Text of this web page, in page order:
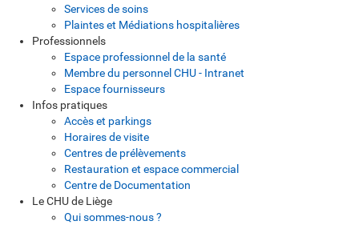
Services de soins
Plaintes et Médiations hospitalières
Professionnels
Espace professionnel de la santé
Membre du personnel CHU - Intranet
Espace fournisseurs
Infos pratiques
Accès et parkings
Horaires de visite
Centres de prélèvements
Restauration et espace commercial
Centre de Documentation
Le CHU de Liège
Qui sommes-nous ?